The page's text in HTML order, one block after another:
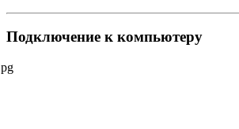
Подключение к компьютеру